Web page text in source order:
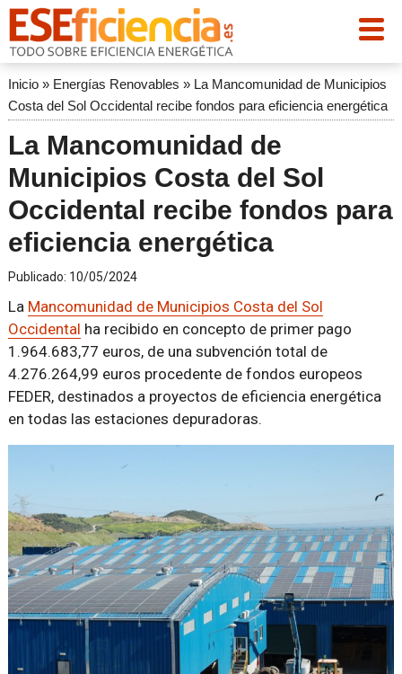
Inicio» Energías Renovables » La Mancomunidad de Municipios
Costa del Sol Occidental recibe fondos para eficiencia energética
La Mancomunidad de
Municipios Costa del Sol
Occidental recibe fondos para
eficiencia energética
Publicado: 10/05/2024
La Mancomunidad de Municipios Costa del Sol
Occidental ha recibido en concepto de primer pago
1.964.683,77 euros, de una subvención total de
4.276.264,99 euros procedente de fondos europeos
FEDER, destinados a proyectos de eficiencia energética
en todas las estaciones depuradoras.